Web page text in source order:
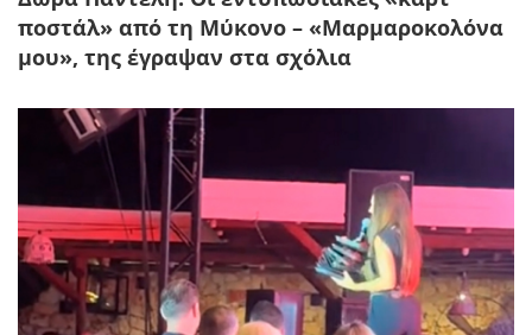
ποστάλ» από τη Μύκονο – «Μαρμαροκολόνα
μου», της έγραψαν στα σχόλια